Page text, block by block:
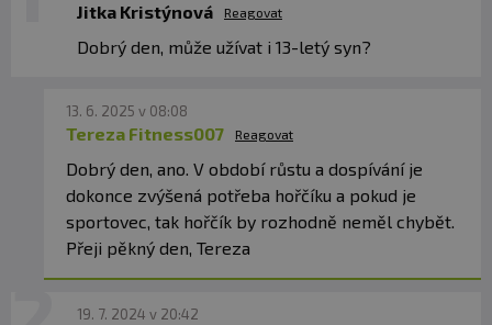
Jitka Kristýnová Reagovat
Dobrý den, může užívat i 13-letý syn?
13. 6. 2025 v 08:08
Tereza Fitness007 Reagovat
Dobrý den, ano. V období růstu a dospívání je
dokonce zvýšená potřeba hořčíku a pokud je
sportovec, tak hořčík by rozhodně neměl chybět.
Přeji pěkný den, Tereza
19. 7. 2024 v 20:42